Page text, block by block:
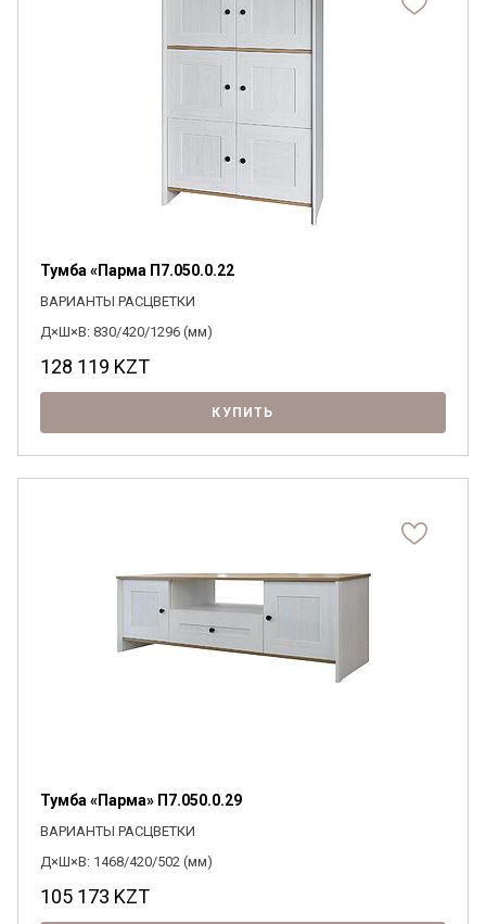
Тумба «Парма П7.050.0.22
ВАРИАНТЫ РАСЦВЕТКИ
Д×Ш×В: 830/420/1296 (мм)
128 119 KZT
КУПИТЬ
Тумба «Парма» П7.050.0.29
ВАРИАНТЫ РАСЦВЕТКИ
Д×Ш×В: 1468/420/502 (мм)
105 173 KZT